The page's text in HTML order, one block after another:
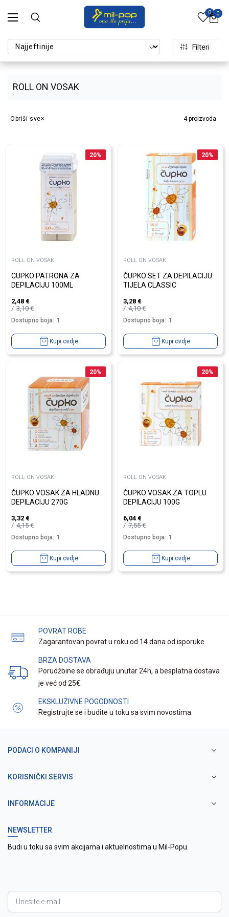
0 0
ROLL ON VOSAK
Filteri
4proizvoda
Obriši sve
20%
ROLL ON VOSAK
CUPKO PATRONA ZA
DEPILACIJU 100ML
2,48 €
3,10€
Dostupno boja: 1
Kupi ovdje
20%
ROLL ON VOSAK
ČUPKO SET ZA DEPILACIJU
TIJELA CLASSIC
3,28 €
4,10€
Dostupno boja: 1
Kupi ovdje
20%
ROLL ON VOSAK
ČUPKO VOSAK ZA HLADNU
DEPILACIJU 270G
3,32 €
4,15€
Dostupno boja: 1
Kupi ovdje
20%
ROLL ON VOSAK
ČUPKO VOSAK ZA TOPLU
DEPILACIJU 100G
6,04 €
7,55€
Dostupno boja: 1
Kupi ovdje
POVRAT ROBE
Zagarantovan povrat u roku od 14 dana od isporuke.
BRZA DOSTAVA
Porudžbine se obrađuju unutar 24h, a besplatna dostava
je već od 25€.
EKSKLUZIVNE POGODNOSTI
Registrujte se i budite u toku sa svim novostima.
PODACI O KOMPANIJI
KORISNIČKI SERVIS
INFORMACIJE
NEWSLETTER
Budi u toku sa svim akcijama i aktuelnostima u Mil-Popu.